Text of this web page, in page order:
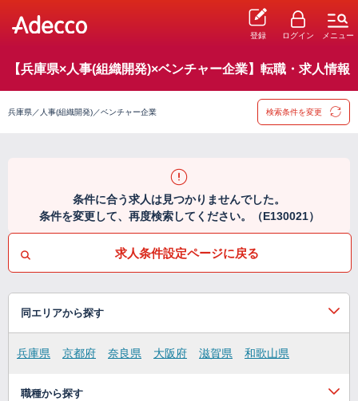
登録 ログイン メニュー
【兵庫県×人事(組織開発)×ベンチャー企業】転職・求人情報
兵庫県／人事(組織開発)／ベンチャー企業 検索条件を変更
条件に合う求人は見つかりませんでした。
条件を変更して、再度検索してください。（E130021）
求人条件設定ページに戻る
同エリアから探す
兵庫県 京都府 奈良県 大阪府 滋賀県 和歌山県
職種から探す